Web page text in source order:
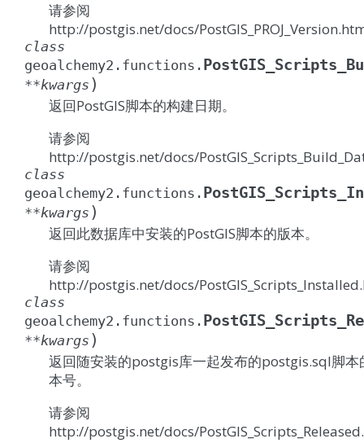
请参阅
http://postgis.net/docs/
class
geoalchemy2.functions.
**kwargs )
返回PostGIS脚本的构建日期。
请参阅
http://postgis.net/docs/
class
geoalchemy2.functions.
**kwargs )
返回此数据库中安装的PostGIS脚本的版本。
请参阅
http://postgis.net/docs/
class
geoalchemy2.functions.
**kwargs )
返回随安装的postgis库一起发布的postgis.sql脚本
本号。
请参阅
http://postgis.net/docs/